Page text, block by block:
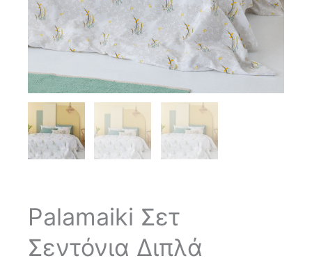
Palamaiki Σετ
Σεντόνια Διπλά